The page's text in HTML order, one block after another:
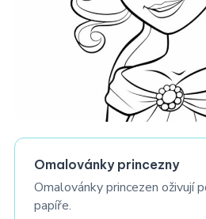
Omalovánky princezny
Omalovánky princezen oživují
papíře.